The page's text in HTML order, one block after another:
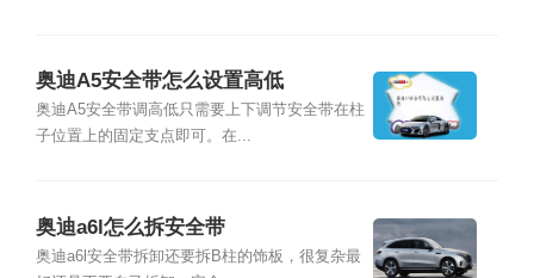
奥迪A5安全带怎么设置高低
奥迪A5安全带调高低只需要上下调节安全带在柱
子位置上的固定支点即可。在...
奥迪a6l怎么拆安全带
奥迪a6l安全带拆卸还要拆B柱的饰板，很复杂最